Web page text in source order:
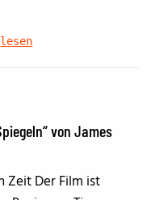
lesen
von James
Zeit Der Film ist